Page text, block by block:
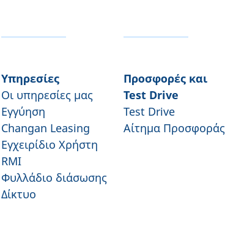
Υπηρεσίες
Οι υπηρεσίες μας
Εγγύηση
Changan Leasing
Εγχειρίδιο Χρήστη
RMI
Φυλλάδιο διάσωσης
Δίκτυο
Προσφορές και
Test Drive
Test Drive
Αίτημα Προσφοράς